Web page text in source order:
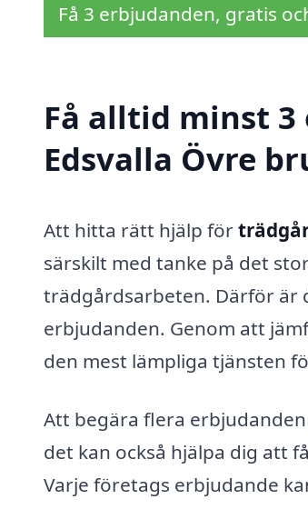
Få 3 erbjudanden, gratis
Få alltid minst
Edsvalla Övre
Att hitta rätt hjälp för
särskilt med tanke på det
trädgårdsarbeten. Därför är
erbjudanden. Genom att
den mest lämpliga tjänsten
Att begära flera
det kan också hjälpa dig att
Varje företags erbjudande